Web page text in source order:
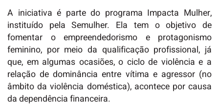
A iniciativa é parte do programa Impacta Mulher,
instituído pela Semulher. Ela tem o objetivo de
fomentar o empreendedorismo e protagonismo
feminino, por meio da qualificação profissional, já
que, em algumas ocasiões, o ciclo de violência e a
relação de dominância entre vítima e agressor (no
âmbito da violência doméstica), acontece por causa
da dependência financeira.